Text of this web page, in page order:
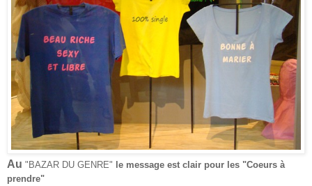
Au "BAZAR DU GENRE" le message est clair pour les "Coeurs à
prendre"